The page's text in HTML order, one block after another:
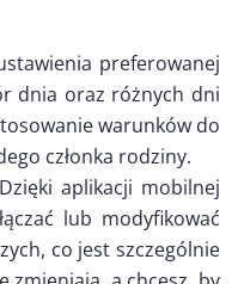
preferowanej
dnia oraz różnych dni
warunków do
członka rodziny.
Dzięki aplikacji mobilnej
lub modyfikować
co jest szczególnie